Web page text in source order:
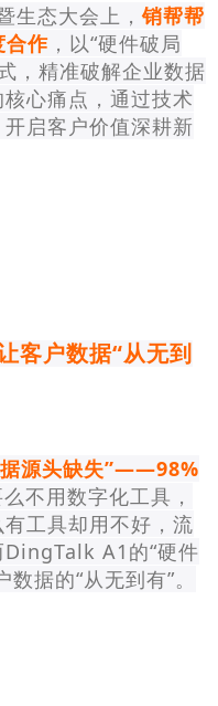
生态大会上，销帮帮
作 ，以“硬件破局
，精准破解企业数据
心痛点，通过技术
启客户价值深耕新
客户数据“从无到
据源头缺失”——98%
么不用数字化工具，
工具却用不好，流
A1的“硬件
据的“从无到有”。